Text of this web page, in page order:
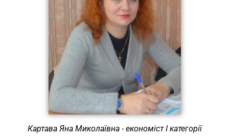
Картава Яна Миколаївна - економіст І категорії